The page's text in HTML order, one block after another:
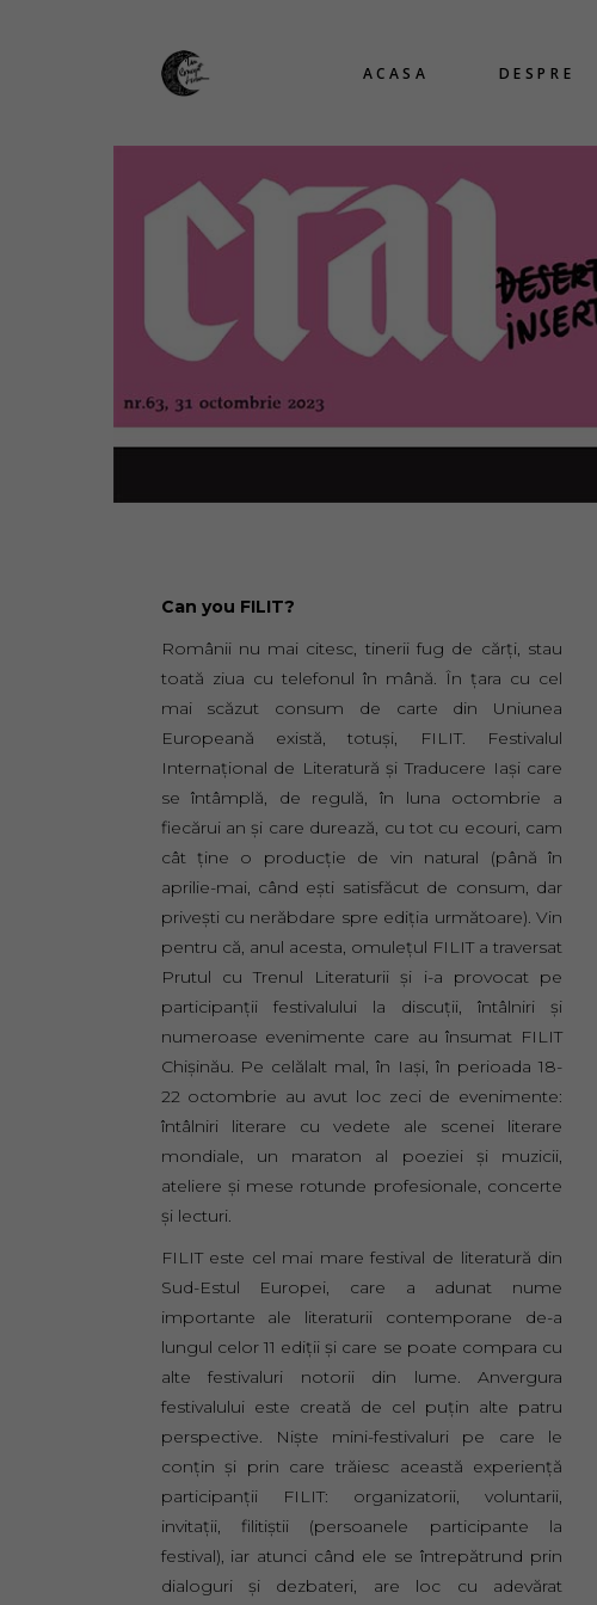
ACASA DESPRE
Can you FILIT?
Românii nu mai citesc, tinerii fug de cărți, stau
toată ziua cu telefonul în mână. În țara cu cel
mai scăzut consum de carte din Uniunea
Europeană există, totuși, FILIT. Festivalul
Internațional de Literatură și Traducere Iași care
se întâmplă, de regulă, în luna octombrie a
fiecărui an și care durează, cu tot cu ecouri, cam
cât ține o producție de vin natural (până în
aprilie-mai, când ești satisfăcut de consum, dar
privești cu nerăbdare spre ediția următoare). Vin
pentru că, anul acesta, omulețul FILIT a traversat
Prutul cu Trenul Literaturii și i-a provocat pe
participanții festivalului la discuții, întâlniri și
numeroase evenimente care au însumat FILIT
Chișinău. Pe celălalt mal, în Iași, în perioada 18-
22 octombrie au avut loc zeci de evenimente:
întâlniri literare cu vedete ale scenei literare
mondiale, un maraton al poeziei și muzicii,
ateliere și mese rotunde profesionale, concerte
și lecturi.
FILIT este cel mai mare festival de literatură din
Sud-Estul Europei, care a adunat nume
importante ale literaturii contemporane de-a
lungul celor 11 ediții și care se poate compara cu
alte festivaluri notorii din lume. Anvergura
festivalului este creată de cel puțin alte patru
perspective. Niște mini-festivaluri pe care le
conțin și prin care trăiesc această experiență
participanții FILIT: organizatorii, voluntarii,
invitații, filitiștii (persoanele participante la
festival), iar atunci când ele se întrepătrund prin
dialoguri și dezbateri, are loc cu adevărat